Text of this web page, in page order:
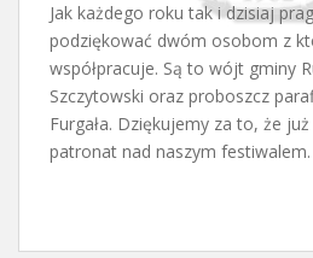
Jak każdego roku tak i dzisiaj
podziękować dwóm osobom z
współpracuje. Są to wójt gminy
Szczytowski oraz proboszcz
Furgała. Dziękujemy za to, że
patronat nad naszym festiwalem.